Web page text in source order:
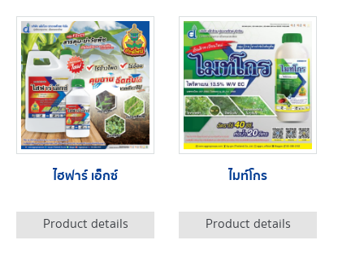
ไฮฟาร์ เอ็กซ์
Product details
ไมท์โกร
Product details